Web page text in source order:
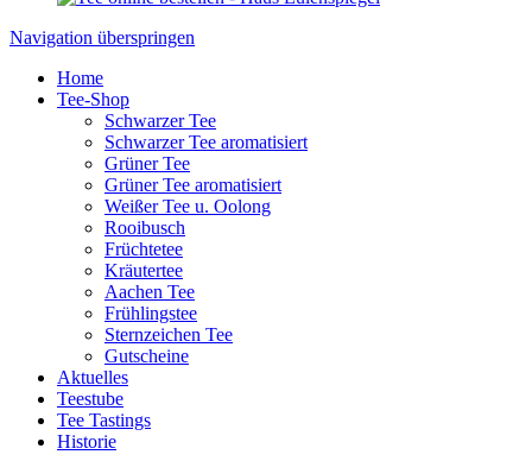
Navigation überspringen
Home
Tee-Shop
Schwarzer Tee
Schwarzer Tee aromatisiert
Grüner Tee
Grüner Tee aromatisiert
Weißer Tee u. Oolong
Rooibusch
Früchtetee
Kräutertee
Aachen Tee
Frühlingstee
Sternzeichen Tee
Gutscheine
Aktuelles
Teestube
Tee Tastings
Historie